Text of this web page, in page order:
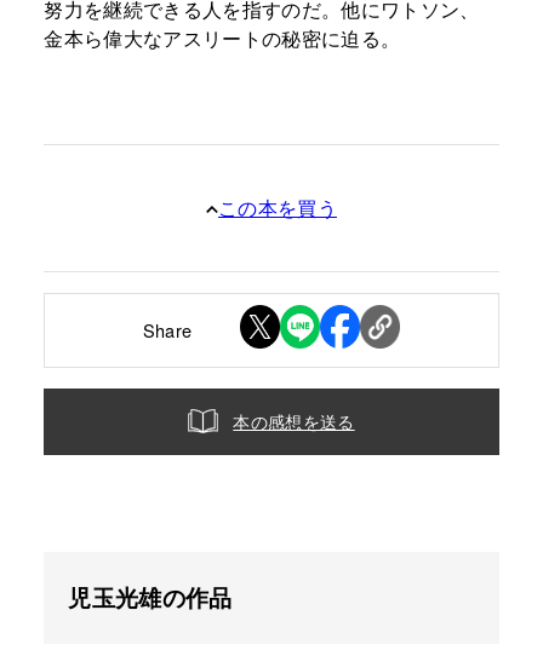
努力を継続できる人を指すのだ。他にワトソン、
金本ら偉大なアスリートの秘密に迫る。
この本を買う
Share
本の感想を送る
児玉光雄の作品